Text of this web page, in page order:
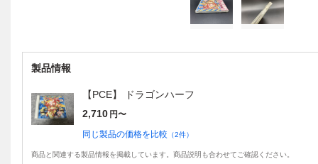
製品情報
【PCE】 ドラゴンハーフ
2,710 円〜
同じ製品の価格を比較 （2件）
商品と関連する製品情報を掲載しています。商品説明も合わせてご確認ください。